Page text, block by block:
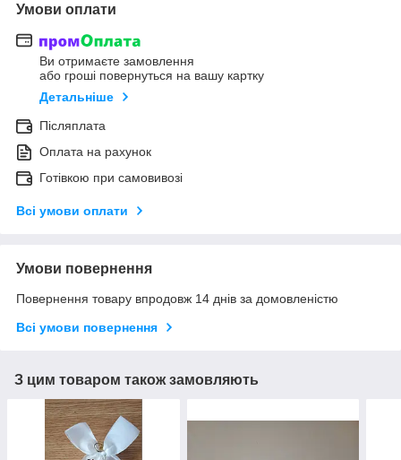
Умови оплати
Ви отримаєте замовлення
або гроші повернуться на вашу картку
Детальніше
Післяплата
Оплата на рахунок
Готівкою при самовивозі
Всі умови оплати
Умови повернення
Повернення товару впродовж 14 днів за домовленістю
Всі умови повернення
З цим товаром також замовляють